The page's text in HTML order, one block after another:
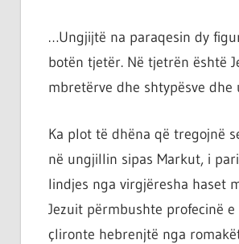
por
çështja
është
ta
shndërrosh
…Ungjijtë na paraqesin dy
botën tjetër. Në tjetrën është
mbretërve dhe shtypësve
Ka plot të dhëna që tregojnë
në ungjillin sipas Markut, i
lindjes nga virgjëresha haset
Jezuit përmbushte profecinë
çlironte hebrenjtë nga